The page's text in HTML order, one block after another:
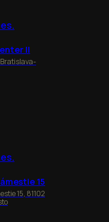
II
15
15, 81102